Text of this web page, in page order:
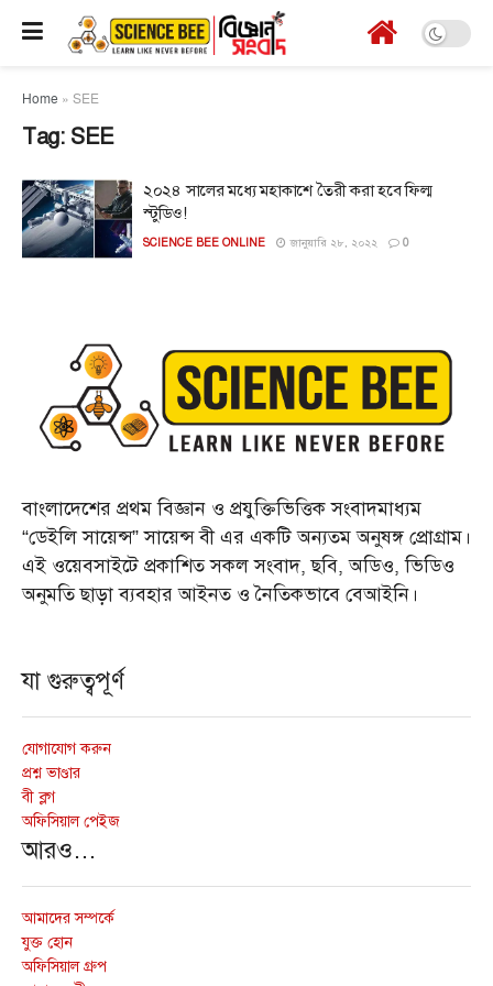
Home » SEE
Tag: SEE
২০২৪ সালের মধ্যে মহাকাশে তৈরী করা হবে ফিল্ম
স্টুডিও!
SCIENCE BEE ONLINE জানুয়ারি ২৮, ২০২২ 0
বাংলাদেশের প্রথম বিজ্ঞান ও প্রযুক্তিভিত্তিক সংবাদমাধ্যম
“ডেইলি সায়েন্স” সায়েন্স বী এর একটি অন্যতম অনুষঙ্গ প্রোগ্রাম।
এই ওয়েবসাইটে প্রকাশিত সকল সংবাদ, ছবি, অডিও, ভিডিও
অনুমতি ছাড়া ব্যবহার আইনত ও নৈতিকভাবে বেআইনি।
যা গুরুত্বপূর্ণ
যোগাযোগ করুন
প্রশ্ন ভাণ্ডার
বী ব্লগ
অফিসিয়াল পেইজ
আরও…
আমাদের সম্পর্কে
যুক্ত হোন
অফিসিয়াল গ্রুপ